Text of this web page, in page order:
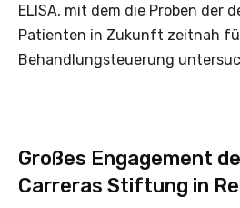
ELISA, mit dem die Proben der
Patienten in Zukunft zeitnah
Behandlungsteuerung
Großes Engagement
Carreras Stiftung in